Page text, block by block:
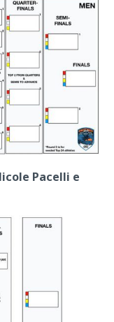
Pacelli e